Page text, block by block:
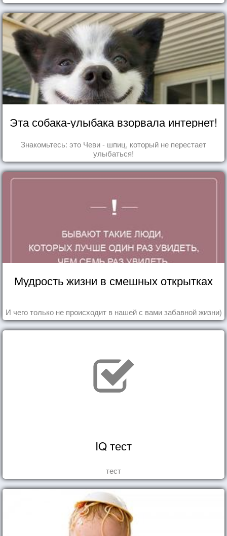
Эта собака-улыбака взорвала интернет!
Знакомьтесь: это Чеви - шпиц, который не перестает
улыбаться!
Мудрость жизни в смешных открытках
И чего только не происходит в нашей с вами забавной жизни)
IQ тест
тест